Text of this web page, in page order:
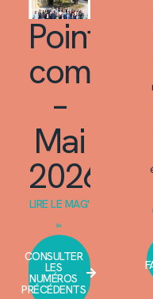
Point
commun
–
Mai
2026
LIRE LE MAG'
»
CONSULTER
LES
NUMÉROS
PRÉCÉDENTS